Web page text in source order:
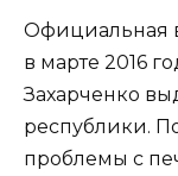
Официальная
в марте 2016
Захарченко
республики.
проблемы с